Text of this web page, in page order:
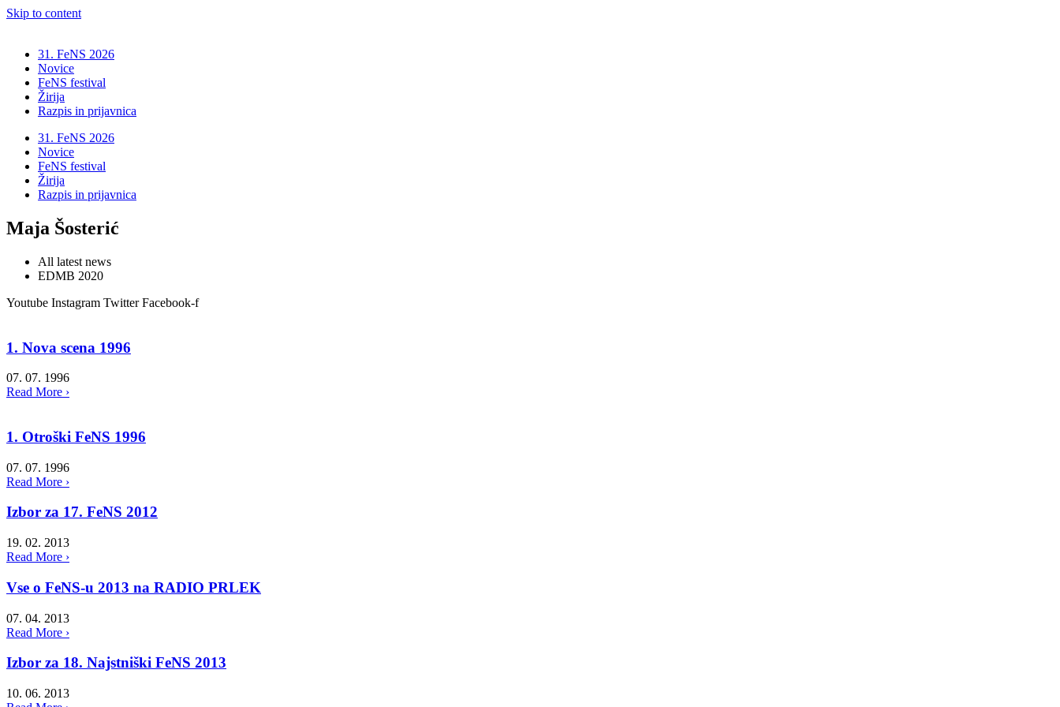
Skip to content
31. FeNS 2026
Novice
FeNS festival
Žirija
Razpis in prijavnica
31. FeNS 2026
Novice
FeNS festival
Žirija
Razpis in prijavnica
Maja Šosterić
All latest news
EDMB 2020
Youtube Instagram Twitter Facebook-f
1. Nova scena 1996
07. 07. 1996
Read More ›
1. Otroški FeNS 1996
07. 07. 1996
Read More ›
Izbor za 17. FeNS 2012
19. 02. 2013
Read More ›
Vse o FeNS-u 2013 na RADIO PRLEK
07. 04. 2013
Read More ›
Izbor za 18. Najstniški FeNS 2013
10. 06. 2013